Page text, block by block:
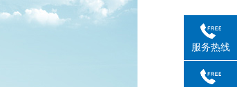
服务热线